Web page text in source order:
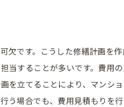
です。こうした修繕計画を
することが多いです。費用
立てることにより、マンシ
場合でも、費用見積もりを